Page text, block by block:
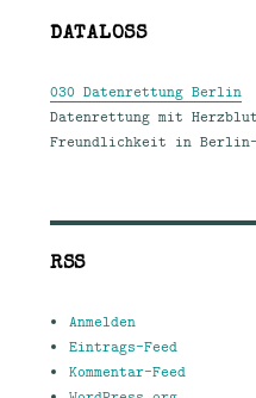
DATALOSS
030 Datenrettung Berlin
Datenrettung mit
Freundlichkeit in Berlin-
RSS
Anmelden
Eintrags-Feed
Kommentar-Feed